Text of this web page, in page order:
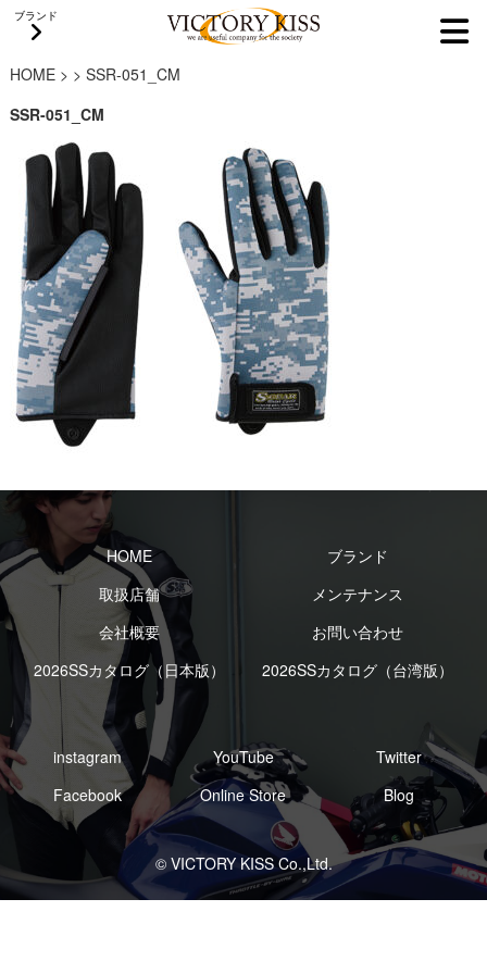
ブランド
HOME> > SSR-051_CM
SSR-051_CM
HOME
ブランド
取扱店舗
メンテナンス
会社概要
お問い合わせ
2026SSカタログ（日本版）
2026SSカタログ（台湾版）
instagram YouTube
Twitter
Facebook
Online Store Blog
© VICTORY KISS Co.,Ltd.